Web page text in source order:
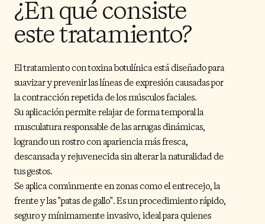
¿En qué consiste
este tratamiento?
El tratamiento con toxina botulínica está diseñado para
suavizar y prevenir las líneas de expresión causadas por
la contracción repetida de los músculos faciales.
Su aplicación permite relajar de forma temporal la
musculatura responsable de las arrugas dinámicas,
logrando un rostro con apariencia más fresca,
descansada y rejuvenecida sin alterar la naturalidad de
tus gestos.
Se aplica comúnmente en zonas como el entrecejo, la
frente y las "patas de gallo". Es un procedimiento rápido,
seguro y mínimamente invasivo, ideal para quienes